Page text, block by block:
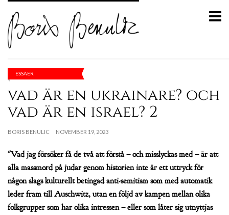
ESSÄER
vad är en ukrainare? och
vad är en israel? 2
BORIS BENULIC NOVEMBER 19, 2023
"Vad jag försöker få de två att förstå – och misslyckas med – är att
alla massmord på judar genom historien inte är ett uttryck för
någon slags kulturellt betingad anti-semitism som med automatik
leder fram till Auschwitz, utan en följd av kampen mellan olika
folkgrupper som har olika intressen – eller som låter sig utnyttjas